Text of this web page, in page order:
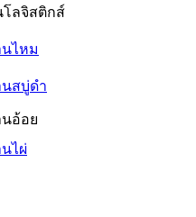
โลจิสติกส์
ไหม
นสบู่ดำ
อ้อย
ไผ่